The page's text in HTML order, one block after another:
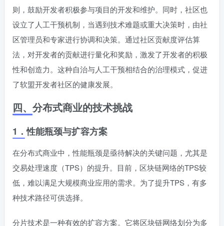
则，鼓励开发者积极参与项目的开发和维护。同时，社区也
设立了人工干预机制，当遇到技术难题或重大决策时，由社
区管理员和专家进行协调和决策。通过社区贡献度评估算
法，对开发者的贡献进行量化和奖励，激发了开发者的积极
性和创造力。这种自治与人工干预相结合的治理模式，促进
了软盟开发者社区的健康发展。
四、 分布式商业的技术挑战
1．性能瓶颈与扩容方案
在分布式商业中，性能瓶颈是亟待解决的关键问题，尤其是
交易处理速度（TPS）的提升。目前，区块链网络的TPS较
低，难以满足大规模商业应用的需求。为了提升TPS，有多
种技术路径可供选择。
分片技术是一种有效的扩容方案。它将区块链网络划分为多